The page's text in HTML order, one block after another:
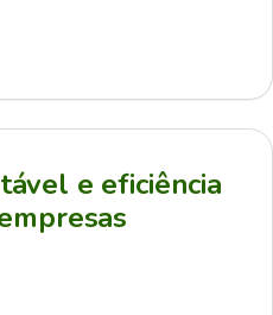
e eficiência